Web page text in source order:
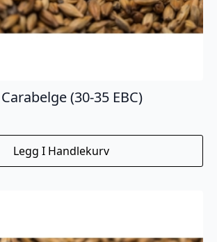
(30-35 EBC)
Legg I Handlekurv